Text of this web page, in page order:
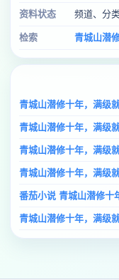
资料状态 频道、分
检索 青城山潜
青城山潜修十年，满级
青城山潜修十年，满级
青城山潜修十年，满级
青城山潜修十年，满级
番茄小说 青城山潜修十
青城山潜修十年，满级